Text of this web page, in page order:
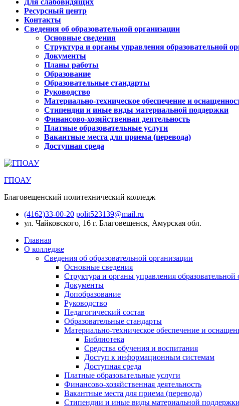
Для слабовидящих
Ресурсный центр
Контакты
Сведения об образовательной организации
Основные сведения
Структура и органы управления образовательной
Документы
Планы работы
Образование
Образовательные стандарты
Руководство
Материально-техническое обеспечение и
Стипендии и иные виды материальной поддержки
Финансово-хозяйственная деятельность
Платные образовательные услуги
Вакантные места для приема (перевода)
Доступная среда
ГПОАУ
Благовещенский политехнический колледж
(4162)33-00-20 polit523139@mail.ru
ул. Чайковского, 16 г. Благовещенск, Амурская обл.
Главная
О колледже
Сведения об образовательной организации
Основные сведения
Структура и органы управления образовательной
Документы
Допобразование
Руководство
Педагогический состав
Образовательные стандарты
Материально-техническое обеспечение и
Библиотека
Средства обучения и воспитания
Доступ к информационным системам
Доступная среда
Платные образовательные услуги
Финансово-хозяйственная деятельность
Вакантные места для приема (перевода)
Стипендии и иные виды материальной поддержки